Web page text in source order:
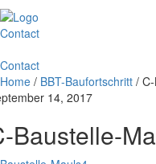
Contact
Contact
Home / BBT-Baufortschritt /
14, 2017
Baustelle-